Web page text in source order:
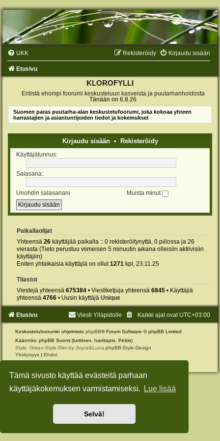
Tämä sivusto käyttää evästeitä parhaan
käyttäjäkokemuksen varmistamiseksi.
Lue lisää
Selvä!
UKK Kirjaudu sisään
Rekisteröidy
Etusivu
KLOROFYLLI
Entistä ehompi foorumi keskusteluun kasveista ja puutarhanhoidosta
Tänään on 6.8.26
Suomen paras puutarha-alan keskustelufoorumi, joka kokoaa yhteen
harrastajien ja asiantuntijoiden tiedot ja kokemukset
Kirjaudu sisään• Rekisteröidy
Käyttäjätunnus:
Salasana:
Unohdin salasanani Muista minut
Paikallaolijat
Yhteensä 26 käyttäjää paikalla :: 0 rekisteröitynyttä, 0 piilossa ja 26
vierasta (Tieto perustuu viimeisen 5 minuutin aikana olleisiin aktiivisiin
käyttäjiin)
Eniten yhtaikaisia käyttäjiä on ollut1271 kpl, 23.11.25
Tilastot
Viestejä yhteensä 675384 • Viestiketjuja yhteensä 6845 • Käyttäjiä
yhteensä 4766 • Uusin käyttäjä Unique
Etusivu Kaikki ajat ovat UTC+03:00
Viesti Ylläpidolle
Keskustelufoorumin ohjelmisto phpBB® Forum Software © phpBB Limited
Käännös: phpBB Suomi (lurttinen, harritapio, Pettis)
Style: Green-Style-Slim by Joyce&Luna phpBB-Style-Design
Yksityisyys | Ehdot